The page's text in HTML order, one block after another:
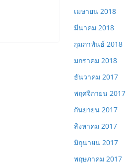
เมษายน 2018
มีนาคม 2018
กุมภาพันธ์ 2018
มกราคม 2018
ธันวาคม 2017
พฤศจิกายน 2017
กันยายน 2017
สิงหาคม 2017
มิถุนายน 2017
พฤษภาคม 2017